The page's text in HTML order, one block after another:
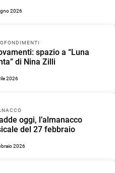
2026
spazio a “Luna
di Nina Zilli
2026
oggi, l’almanacco
del 27 febbraio
2026